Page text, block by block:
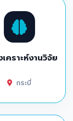
คราะห์งานวิจัย
กระบี่